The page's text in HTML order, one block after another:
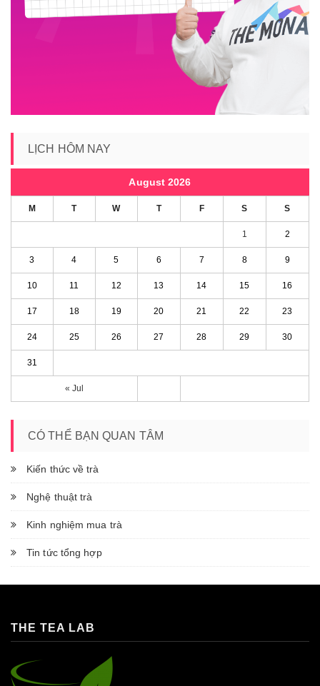
LỊCH HÔM NAY
August 2026
M T W T F S S
« Jul
1 2
3 4 5 6 7 8 9
10 11 12 13 14 15 16
17 18 19 20 21 22 23
24 25 26 27 28 29 30
31
CÓ THỂ BẠN QUAN TÂM
Kiến thức về trà
Nghệ thuật trà
Kinh nghiệm mua trà
Tin tức tổng hợp
THE TEA LAB